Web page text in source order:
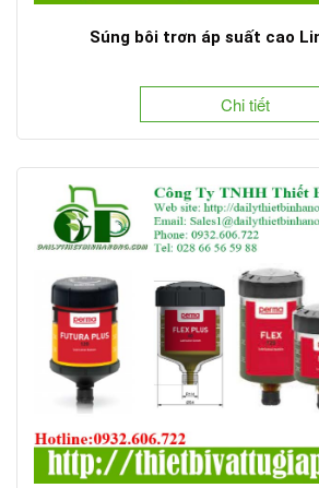
Súng bôi trơn áp suất cao
Chi tiết